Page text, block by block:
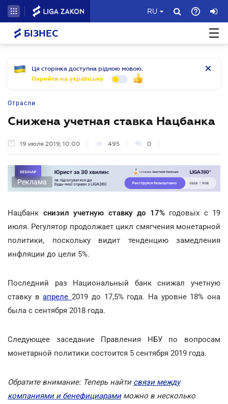
RU
БІЗНЕС
Ця сторінка доступна рідною мовою.
Перейти на українську
Отрасли
Снижена учетная ставка Нацбанка
19 июля 2019, 10:00 495 0
Реклама
Нацбанк снизил учетную ставку до 17%годовых с 19
июля. Регулятор продолжает цикл смягчения монетарной
политики, поскольку видит тенденцию замедления
инфляции до цели 5%.
Последний раз Национальный банк снижал учетную
ставку вапреле2019 до 17,5% года. На уровне 18% она
была с сентября 2018 года.
Следующее заседание Правления НБУ по вопросам
монетарной политики состоится 5 сентября 2019 года.
Обратите внимание: Теперь найти связи между
компаниями и бенефициарамиможно в несколько